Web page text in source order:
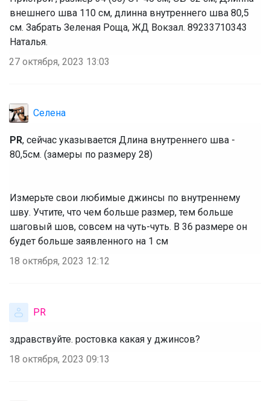
внешнего шва 110 см, длинна внутреннего шва 80,5
см. Забрать Зеленая Роща, ЖД Вокзал. 89233710343
Наталья.
27 октября, 2023 13:03
Селена
PR, сейчас указывается Длина внутреннего шва -
80,5см. (замеры по размеру 28)
‌Измерьте свои любимые джинсы по внутреннему
шву. Учтите, что чем больше размер, тем больше
шаговый шов, совсем на чуть-чуть. В 36 размере он
будет больше заявленного на 1 см
18 октября, 2023 12:12
PR
здравствуйте. ростовка какая у джинсов?
18 октября, 2023 09:13